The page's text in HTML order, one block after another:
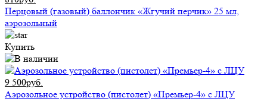
Перцовый (газовый) баллончик «Жгучий перчик» 25 мл,
аэрозольный
Купить
9 500руб.
Аэрозольное устройство (пистолет) «Премьер-4» с ЛЦУ